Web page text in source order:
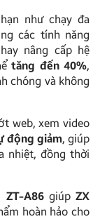
như chạy đa
các tính năng
nâng cấp hệ
tăng đến 40%,
chóng và không
web, xem video
động giảm, giúp
nhiệt, đồng thời
ZT-A86giúpZX
hoàn hảo cho